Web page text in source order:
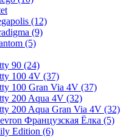
(12)
(9)
(5)
90 (24)
100 4V (37)
100 Gran Via 4V (37)
200 Aqua 4V (32)
200 Aqua Gran Via 4V (32)
Французская Ёлка (5)
Edition (6)